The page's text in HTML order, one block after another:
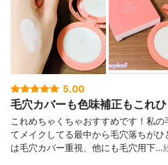
5.00
毛穴カバーも色味補正もこれひ
これめちゃくちゃおすすめです！私
てメイクしてる最中から毛穴落ちが
は毛穴カバー重視、他にも毛穴用下…